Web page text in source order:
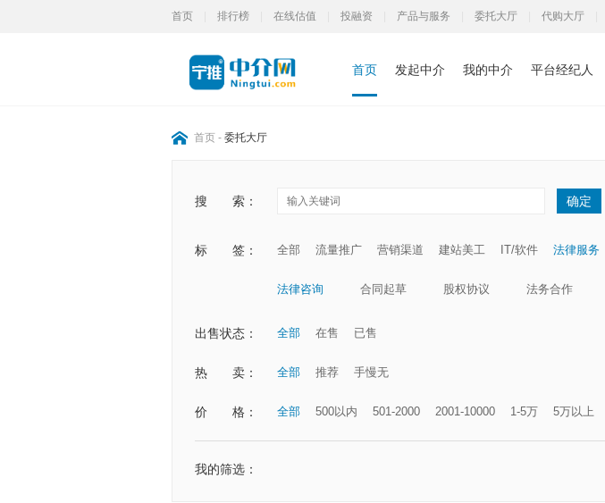
首页 排行榜 在线估值 投融资 产品与服务 委托大厅 代购大厅
首页 发起中介 我的中介 平台经纪人
首页 - 委托大厅
搜 索： 确定
标 签： 全部 流量推广 营销渠道 建站美工 IT/软件 法律服务
法律咨询 合同起草 股权协议 法务合作
出售状态： 全部 在售 已售
热 卖： 全部 推荐 手慢无
价 格： 全部 500以内 501-2000 2001-10000 1-5万 5万以上
我的筛选：